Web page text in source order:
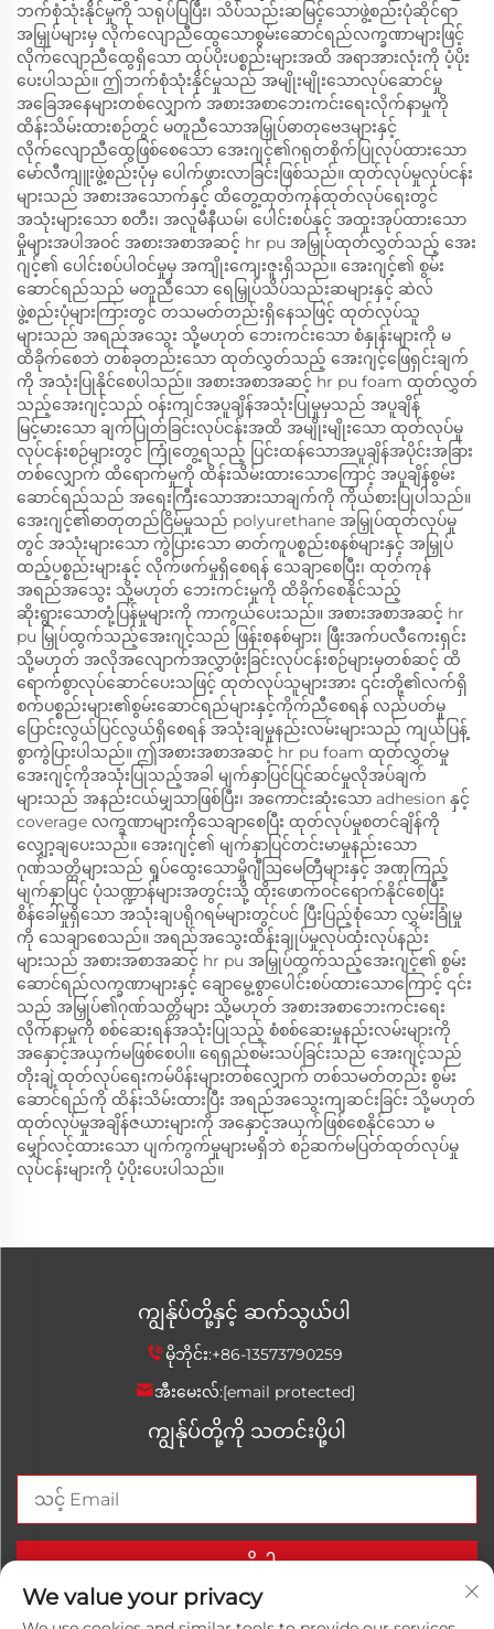
ဘက်စုံသုံးနိုင်မှုကို သရုပ်ပြပြီး၊ သိပ်သည်းဆမြင့်သောဖွဲ့စည်းပုံဆိုင်ရာ
အမြှုပ်များမှ လိုက်လျောညီထွေသောစွမ်းဆောင်ရည်လက္ခဏာများဖြင့်
လိုက်လျောညီထွေရှိသော ထုပ်ပိုးပစ္စည်းများအထိ အရာအားလုံးကို ပံ့ပိုး
ပေးပါသည်။ ဤဘက်စုံသုံးနိုင်မှုသည် အမျိုးမျိုးသောလုပ်ဆောင်မှု
အခြေအနေများတစ်လျှောက် အစားအစာဘေးကင်းရေးလိုက်နာမှုကို
ထိန်းသိမ်းထားစဉ်တွင် မတူညီသောအမြှုပ်ဓာတုဗေဒများနှင့်
လိုက်လျောညီထွေဖြစ်စေသော အေးဂျင့်၏ဂရုတစိုက်ပြုလုပ်ထားသော
မော်လီကျူးဖွဲ့စည်းပုံမှ ပေါက်ဖွားလာခြင်းဖြစ်သည်။ ထုတ်လုပ်မှုလုပ်ငန်း
များသည် အစားအသောက်နှင့် ထိတွေ့ထုတ်ကုန်ထုတ်လုပ်ရေးတွင်
အသုံးများသော စတီး၊ အလူမီနီယမ်၊ ပေါင်းစပ်နှင့် အထူးအုပ်ထားသော
မှိုများအပါအဝင် အစားအစာအဆင့် hr pu အမြှုပ်ထုတ်လွှတ်သည့် အေး
ဂျင့်၏ ပေါင်းစပ်ပါဝင်မှုမှ အကျိုးကျေးဇူးရှိသည်။ အေးဂျင့်၏ စွမ်း
ဆောင်ရည်သည် မတူညီသော ရေမြှုပ်သိပ်သည်းဆများနှင့် ဆဲလ်
ဖွဲ့စည်းပုံများကြားတွင် တသမတ်တည်းရှိနေသဖြင့် ထုတ်လုပ်သူ
များသည် အရည်အသွေး သို့မဟုတ် ဘေးကင်းသော စံနှုန်းများကို မ
ထိခိုက်စေဘဲ တစ်ခုတည်းသော ထုတ်လွှတ်သည့် အေးဂျင့်ဖြေရှင်းချက်
ကို အသုံးပြုနိုင်စေပါသည်။ အစားအစာအဆင့် hr pu foam ထုတ်လွှတ်
သည့်အေးဂျင့်သည် ဝန်းကျင်အပူချိန်အသုံးပြုမှုမှသည် အပူချိန်
မြင့်မားသော ချက်ပြုတ်ခြင်းလုပ်ငန်းအထိ အမျိုးမျိုးသော ထုတ်လုပ်မှု
လုပ်ငန်းစဉ်များတွင် ကြုံတွေ့ရသည့် ပြင်းထန်သောအပူချိန်အပိုင်းအခြား
တစ်လျှောက် ထိရောက်မှုကို ထိန်းသိမ်းထားသောကြောင့် အပူချိန်စွမ်း
ဆောင်ရည်သည် အရေးကြီးသောအားသာချက်ကို ကိုယ်စားပြုပါသည်။
အေးဂျင့်၏ဓာတုတည်ငြိမ်မှုသည် polyurethane အမြှုပ်ထုတ်လုပ်မှု
တွင် အသုံးများသော ကွဲပြားသော ဓာတ်ကူပစ္စည်းစနစ်များနှင့် အမြှုပ်
ထည့်ပစ္စည်းများနှင့် လိုက်ဖက်မှုရှိစေရန် သေချာစေပြီး၊ ထုတ်ကုန်
အရည်အသွေး သို့မဟုတ် ဘေးကင်းမှုကို ထိခိုက်စေနိုင်သည့်
ဆိုးရွားသောတုံ့ပြန်မှုများကို ကာကွယ်ပေးသည်။ အစားအစာအဆင့် hr
pu မြှုပ်ထွက်သည့်အေးဂျင့်သည် ဖြန်းစနစ်များ၊ ဖြီးအက်ပလီကေးရှင်း
သို့မဟုတ် အလိုအလျောက်အလွှာဖုံးခြင်းလုပ်ငန်းစဉ်များမှတစ်ဆင့် ထိ
ရောက်စွာလုပ်ဆောင်ပေးသဖြင့် ထုတ်လုပ်သူများအား ၎င်းတို့၏လက်ရှိ
စက်ပစ္စည်းများ၏စွမ်းဆောင်ရည်များနှင့်ကိုက်ညီစေရန် လည်ပတ်မှု
ပြောင်းလွယ်ပြင်လွယ်ရှိစေရန် အသုံးချမှုနည်းလမ်းများသည် ကျယ်ပြန့်
စွာကွဲပြားပါသည်။ ဤအစားအစာအဆင့် hr pu foam ထုတ်လွှတ်မှု
အေးဂျင့်ကိုအသုံးပြုသည့်အခါ မျက်နှာပြင်ပြင်ဆင်မှုလိုအပ်ချက်
များသည် အနည်းငယ်မျှသာဖြစ်ပြီး၊ အကောင်းဆုံးသော adhesion နှင့်
coverage လက္ခဏာများကိုသေချာစေပြီး ထုတ်လုပ်မှုစတင်ချိန်ကို
လျှော့ချပေးသည်။ အေးဂျင့်၏ မျက်နှာပြင်တင်းမာမှုနည်းသော
ဂုဏ်သတ္တိများသည် ရှုပ်ထွေးသောမှိုဂျီဩမေတြီများနှင့် အဏုကြည့်
မျက်နှာပြင် ပုံသဏ္ဍာန်များအတွင်းသို့ ထိုးဖောက်ဝင်ရောက်နိုင်စေပြီး
စိန်ခေါ်မှုရှိသော အသုံးချပရိုဂရမ်များတွင်ပင် ပြီးပြည့်စုံသော လွှမ်းခြုံမှု
ကို သေချာစေသည်။ အရည်အသွေးထိန်းချုပ်မှုလုပ်ထုံးလုပ်နည်း
များသည် အစားအစာအဆင့် hr pu အမြှုပ်ထွက်သည့်အေးဂျင့်၏ စွမ်း
ဆောင်ရည်လက္ခဏာများနှင့် ချောမွေ့စွာပေါင်းစပ်ထားသောကြောင့် ၎င်း
သည် အမြှုပ်၏ဂုဏ်သတ္တိများ သို့မဟုတ် အစားအစာဘေးကင်းရေး
လိုက်နာမှုကို စစ်ဆေးရန်အသုံးပြုသည့် စံစစ်ဆေးမှုနည်းလမ်းများကို
အနှောင့်အယှက်မဖြစ်စေပါ။ ရေရှည်စမ်းသပ်ခြင်းသည် အေးဂျင့်သည်
တိုးချဲ့ထုတ်လုပ်ရေးကမ်ပိန်းများတစ်လျှောက် တစ်သမတ်တည်း စွမ်း
ဆောင်ရည်ကို ထိန်းသိမ်းထားပြီး အရည်အသွေးကျဆင်းခြင်း သို့မဟုတ်
ထုတ်လုပ်မှုအချိန်ဇယားများကို အနှောင့်အယှက်ဖြစ်စေနိုင်သော မ
မျှော်လင့်ထားသော ပျက်ကွက်မှုများမရှိဘဲ စဉ်ဆက်မပြတ်ထုတ်လုပ်မှု
လုပ်ငန်းများကို ပံ့ပိုးပေးပါသည်။
ကျွန်ုပ်တို့နှင့် ဆက်သွယ်ပါ
မိုဘိုင်း:+86-13573790259
အီးမေးလ်:[email protected]
ကျွန်ုပ်တို့ကို သတင်းပို့ပါ
ယခုပို့ပါ။
We value your privacy